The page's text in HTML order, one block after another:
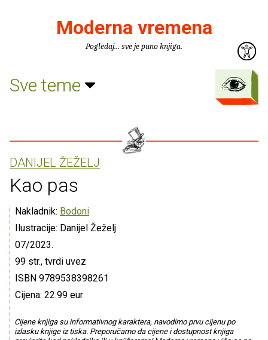
Moderna vremena
Pogledaj... sve je puno knjiga.
Sve teme
DANIJEL ŽEŽELJ
Kao pas
Nakladnik: Bodoni
Ilustracije: Danijel Žeželj
07/2023.
99 str., tvrdi uvez
ISBN 9789538398261
Cijena: 22.99 eur
Cijene knjiga su informativnog karaktera, navodimo prvu cijenu po
izlasku knjige iz tiska. Preporučamo da cijene i dostupnost knjiga